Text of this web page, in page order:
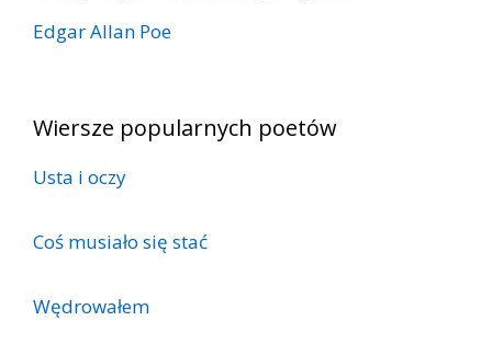
Edgar Allan Poe
Wiersze popularnych poetów
Usta i oczy
Coś musiało się stać
Wędrowałem